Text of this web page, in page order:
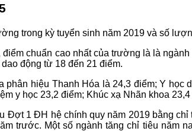
trong kỳ tuyển sinh năm 2019 và số
chuẩn cao nhất của trường là là
động từ 18 đến 21 điểm.
phân hiệu Thanh Hóa là 24,3 điểm; Y
y học 23,2 điểm; Khúc xạ Nhãn khoa
1 ĐH hệ chính quy năm 2019 bằng
trước. Một số ngành tăng chỉ tiêu năm